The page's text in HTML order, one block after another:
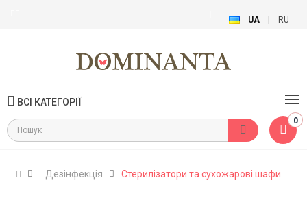
UA RU
ВСІ КАТЕГОРІЇ
0
Дезінфекція Стерилізатори та сухожарові шафи